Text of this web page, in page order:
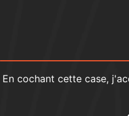
En cochant cette case,